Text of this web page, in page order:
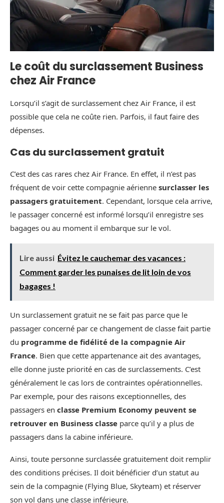
Le coût du surclassement Business
chez Air France
Lorsqu’il s’agit de surclassement chez Air France, il est
possible que cela ne coûte rien. Parfois, il faut faire des
dépenses.
Cas du surclassement gratuit
C’est des cas rares chez Air France. En effet, il n’est pas
fréquent de voir cette compagnie aérienne surclasser les
passagers gratuitement. Cependant, lorsque cela arrive,
le passager concerné est informé lorsqu’il enregistre ses
bagages ou au moment il embarque sur le vol.
Lire aussi Évitez le cauchemar des vacances :
Comment garder les punaises de lit loin de vos
bagages !
Un surclassement gratuit ne se fait pas parce que le
passager concerné par ce changement de classe fait partie
du programme de fidélité de la compagnie Air
France. Bien que cette appartenance ait des avantages,
elle donne juste priorité en cas de surclassements. C’est
généralement le cas lors de contraintes opérationnelles.
Par exemple, pour des raisons exceptionnelles, des
passagers en classe Premium Economy peuvent se
retrouver en Business classe parce qu’il y a plus de
passagers dans la cabine inférieure.
Ainsi, toute personne surclassée gratuitement doit remplir
des conditions précises. Il doit bénéficier d’un statut au
sein de la compagnie (Flying Blue, Skyteam) et réserver
son vol dans une classe inférieure.